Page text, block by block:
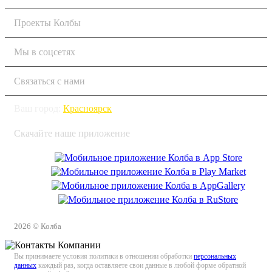
Проекты Колбы
Мы в соцсетях
Связаться с нами
Красноярск
Скачайте наше приложение
2026 © Колба
Вы принимаете условия политики в отношении обработки персональных
данных каждый раз, когда оставляете свои данные в любой форме обратной